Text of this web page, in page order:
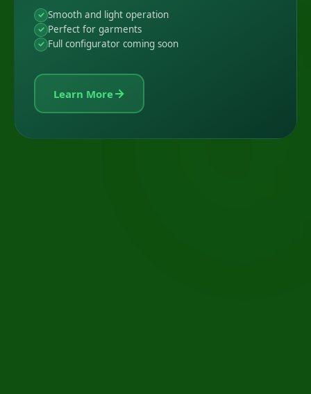
Smooth and light operation
Perfect for garments
Full configurator coming soon
Learn More